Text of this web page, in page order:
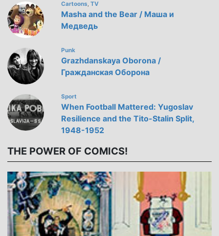
Cartoons, TV
Masha and the Bear / Маша и
Медведь
Punk
Grazhdanskaya Oborona /
Гражданская Оборона
Sport
When Football Mattered: Yugoslav
Resilience and the Tito-Stalin Split,
1948-1952
THE POWER OF COMICS!